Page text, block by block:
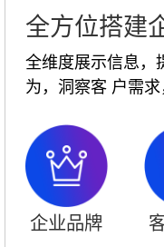
全方位搭建
全维度展示信息，
为，洞察客 户需求
企业品牌